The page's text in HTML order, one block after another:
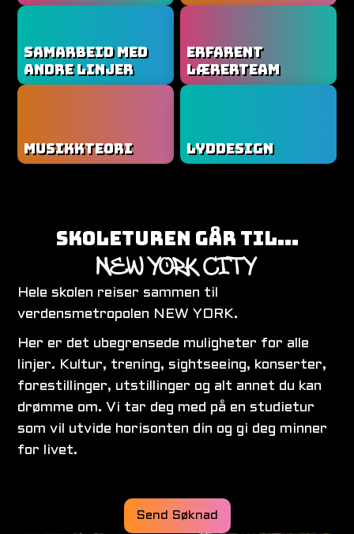
SAMARBEID MED
ANDRE LINJER
ERFARENT
LÆRERTEAM
MUSIKKTEORI LYDDESIGN
SKOLETUREN GÅR TIL...
NEW YORK CITY
Hele skolen reiser sammen til
verdensmetropolen NEW YORK.
Her er det ubegrensede muligheter for alle
linjer. Kultur, trening, sightseeing, konserter,
forestillinger, utstillinger og alt annet du kan
drømme om. Vi tar deg med på en studietur
som vil utvide horisonten din og gi deg minner
for livet.
Send Søknad